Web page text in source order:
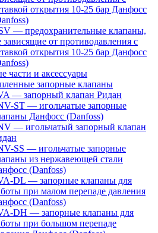
открытия 10-25 бар Данфосс
— предохранительные клапаны,
зависящие от противодавления с
открытия 10-25 бар Данфосс
части и аксессуары
запорные клапаны
— запорный клапан Ридан
ST — игольчатые запорные
Данфосс (Danfoss)
— игольчатый запорный клапан
SS — игольчатые запорные
из нержавеющей стали
(Danfoss)
DL — запорные клапаны для
при малом перепаде давления
(Danfoss)
DH — запорные клапаны для
при большом перепаде